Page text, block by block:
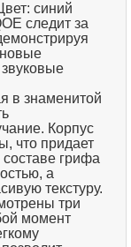
синий
следит за
в знаменитой
Корпус
что придает
грифа
а
текстуру.
три
момент